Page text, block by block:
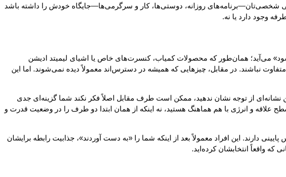
شخصی‌تان—برنامه‌های روزانه، دوستی‌ها، کار و سرگرمی‌ها—جایگاه خودش را داشته باشد
وجود دارد یا نه.
می‌آید؛ همان‌طور که محصولات کمیاب، کنسرت‌های خاص یا اشیای لیمیتد ادیشن
نباشند. در مقابل، چیزهایی که همیشه در دسترس‌اند معمولاً دیده نمی‌شوند. اما این
نشانه‌ای از توجه نشان ندهید، ممکن است طرف مقابل اصلاً فکر نکند شما گزینه‌ای جدی
و انرژی با هم هماهنگ هستید، نه اینکه از همان ابتدا دو طرف را در وضعیت قدرت و
دارند. این افراد معمولاً بعد از اینکه شما را «به دست آوردند»، جذابیت رابطه برایشان
واقعاً انتخابشان کرده‌اید.